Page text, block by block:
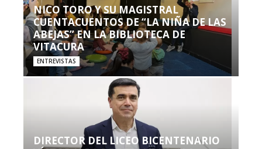
NICO TORO Y SU MAGISTRAL
CUENTACUENTOS DE “LA NIÑA DE LAS
ABEJAS” EN LA BIBLIOTECA DE
VITACURA
ENTREVISTAS
DIRECTOR DEL LICEO BICENTENARIO